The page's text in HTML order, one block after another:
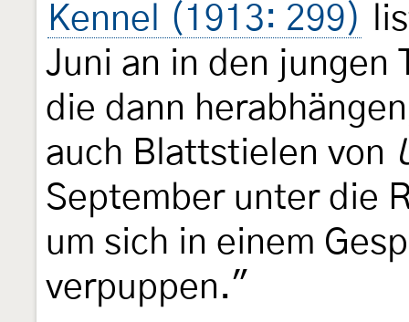
Kennel (1913: 299)
Juni an in den jungen
die dann
auch Blattstielen von
September unter die
um sich in einem
verpuppen."